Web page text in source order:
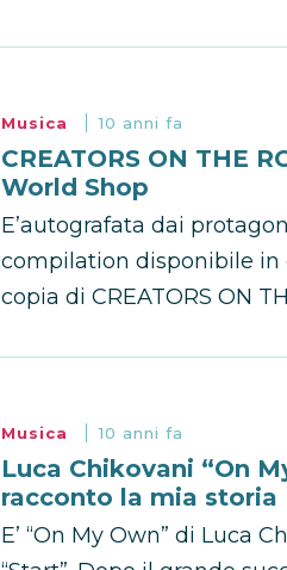
Musica 10 anni fa
CREATORS ON THE
World Shop
E’autografata dai
compilation disponibile in
copia di CREATORS ON
Musica 10 anni fa
Luca Chikovani “On
racconto la mia storia
E’ “On My Own” di Luca